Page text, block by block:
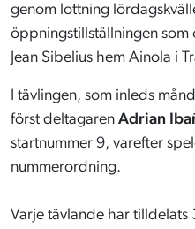
genom lottning
öppningstillställningen
Jean Sibelius hem Ainola i
I tävlingen, som inleds
först deltagaren Adrian
startnummer 9, varefter
nummerordning.
Varje tävlande har